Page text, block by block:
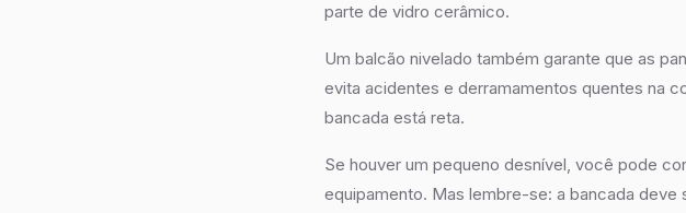
parte de vidro cerâmico.
Um balcão nivelado também garante que as
evita acidentes e derramamentos quentes na
bancada está reta.
Se houver um pequeno desnível, você pode
equipamento. Mas lembre-se: a bancada